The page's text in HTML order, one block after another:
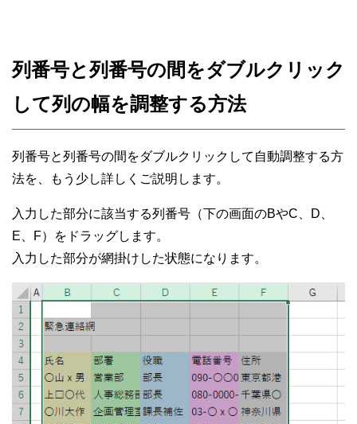
列番号と列番号の間をダブルクリック
して列の幅を調整する方法
列番号と列番号の間をダブルクリックして自動調整する方
法を、もう少し詳しくご説明します。
入力した部分に該当する列番号（下の画面のBやC、D、
E、F）をドラッグします。
入力した部分が網掛けした状態になります。